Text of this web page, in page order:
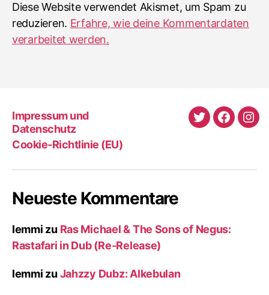
Diese Website verwendet Akismet, um Spam zu
reduzieren. Erfahre, wie deine Kommentardaten
verarbeitet werden.
Impressum und
Datenschutz
Cookie-Richtlinie (EU)
Twitter
Neueste Kommentare
lemmi zu Ras Michael & The Sons of Negus:
Rastafari in Dub (Re-Release)
lemmi zu Jahzzy Dubz: Alkebulan